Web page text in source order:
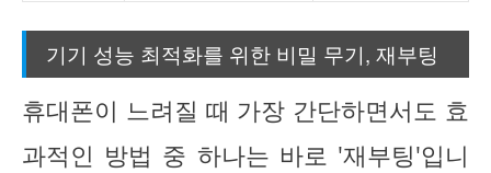
기기 성능 최적화를 위한 비밀 무기, 재부팅
휴대폰이 느려질 때 가장 간단하면서도 효
과적인 방법 중 하나는 바로 '재부팅'입니